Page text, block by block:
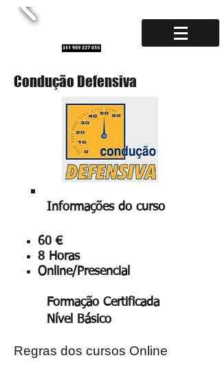
Condução Defensiva
Informações do curso
60 €
8 Horas
Online/Presencial
Formação Certificada
Nível
Básico
Regras dos cursos Online